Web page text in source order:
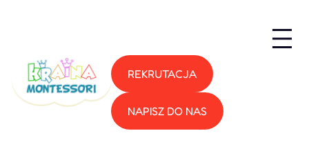
REKRUTACJA
NAPISZ DO NAS